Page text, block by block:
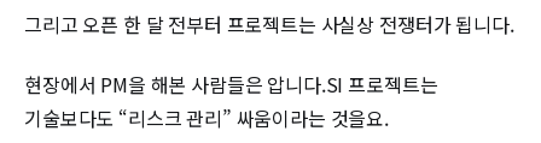
그리고 오픈 한 달 전부터 프로젝트는 사실상 전쟁터가 됩니다.
현장에서 PM을 해본 사람들은 압니다.SI 프로젝트는
기술보다도 “리스크 관리” 싸움이라는 것을요.